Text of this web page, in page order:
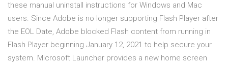
these manual uninstall instructions for Windows and Mac
users. Since Adobe is no longer supporting Flash Player after
the EOL Date, Adobe blocked Flash content from running in
Flash Player beginning January 12, 2021 to help secure your
system. Microsoft Launcher provides a new home screen